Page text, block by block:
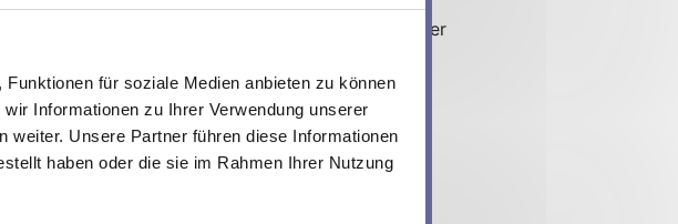
für soziale Medien anbieten zu können
Informationen zu Ihrer Verwendung unserer
weiter. Unsere Partner führen diese Informationen
haben oder die sie im Rahmen Ihrer Nutzung
nicht mehr möglich, ohne das Gerät an Meerstetter
≥ HW v1.10.